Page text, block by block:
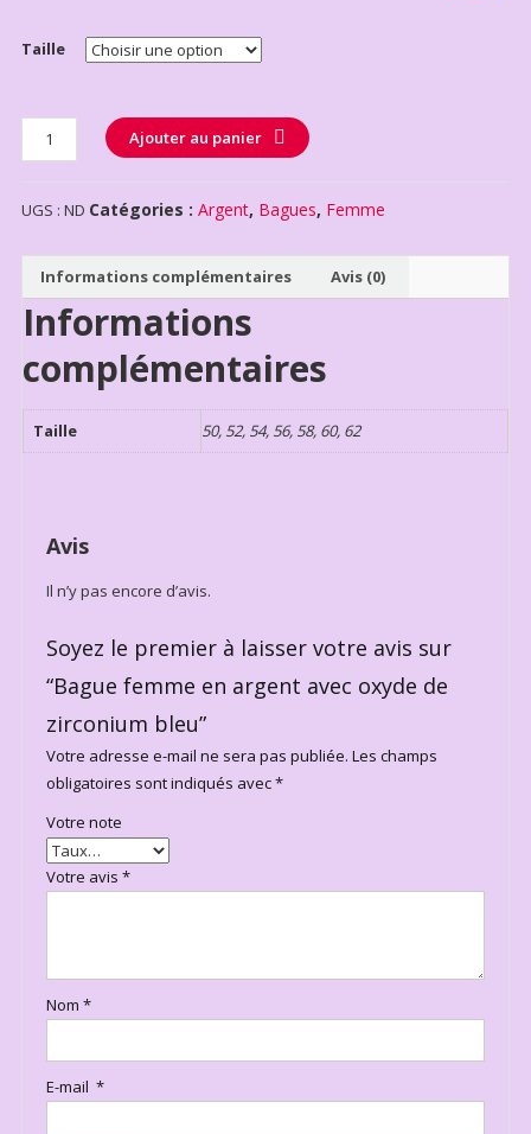
Taille
Quantité Ajouter au panier
UGS : ND Catégories : Argent, Bagues, Femme
Informations complémentaires Avis (0)
Informations
complémentaires
Taille 50, 52, 54, 56, 58, 60, 62
Avis
Il n’y pas encore d’avis.
Soyez le premier à laisser votre avis sur
“Bague femme en argent avec oxyde de
zirconium bleu”
Votre adresse e-mail ne sera pas publiée. Les champs
obligatoires sont indiqués avec*
Votre note
Votre avis *
Nom *
E-mail *